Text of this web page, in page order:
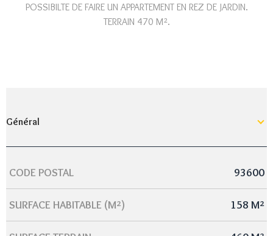
POSSIBILTE DE FAIRE UN APPARTEMENT EN REZ DE JARDIN.
TERRAIN 470 M².
Général
Caractérisque Valeurs
CODE POSTAL 93600
SURFACE HABITABLE (M²) 158 M²